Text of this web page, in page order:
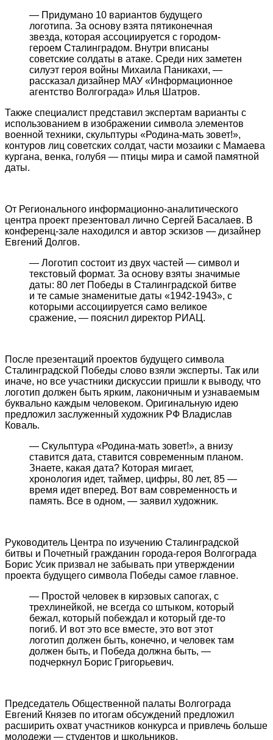
— Придумано 10 вариантов будущего
логотипа. За основу взята пятиконечная
звезда, которая ассоциируется с городом-
героем Сталинградом. Внутри вписаны
советские солдаты в атаке. Среди них заметен
силуэт героя войны Михаила Паникахи, —
рассказал дизайнер МАУ «Информационное
агентство Волгограда» Илья Шатров.
Также специалист представил экспертам варианты с
использованием в изображении символа элементов
военной техники, скульптуры «Родина-мать зовет!»,
контуров лиц советских солдат, части мозаики с Мамаева
кургана, венка, голубя — птицы мира и самой памятной
даты.
От Регионального информационно-аналитического
центра проект презентовал лично Сергей Басалаев. В
конференц-зале находился и автор эскизов — дизайнер
Евгений Долгов.
— Логотип состоит из двух частей — символ и
текстовый формат. За основу взяты значимые
даты: 80 лет Победы в Сталинградской битве
и те самые знаменитые даты «1942-1943», с
которыми ассоциируется само великое
сражение, — пояснил директор РИАЦ.
После презентаций проектов будущего символа
Сталинградской Победы слово взяли эксперты. Так или
иначе, но все участники дискуссии пришли к выводу, что
логотип должен быть ярким, лаконичным и узнаваемым
буквально каждым человеком. Оригинальную идею
предложил заслуженный художник РФ Владислав
Коваль.
— Скульптура «Родина-мать зовет!», а внизу
ставится дата, ставится современным планом.
Знаете, какая дата? Которая мигает,
хронология идет, таймер, цифры, 80 лет, 85 —
время идет вперед. Вот вам современность и
память. Все в одном, — заявил художник.
Руководитель Центра по изучению Сталинградской
битвы и Почетный гражданин города-героя Волгограда
Борис Усик призвал не забывать при утверждении
проекта будущего символа Победы самое главное.
— Простой человек в кирзовых сапогах, с
трехлинейкой, не всегда со штыком, который
бежал, который побеждал и который где-то
погиб. И вот это все вместе, это вот этот
логотип должен быть, конечно, и человек там
должен быть, и Победа должна быть, —
подчеркнул Борис Григорьевич.
Председатель Общественной палаты Волгограда
Евгений Князев по итогам обсуждений предложил
расширить охват участников конкурса и привлечь больше
молодежи — студентов и школьников.